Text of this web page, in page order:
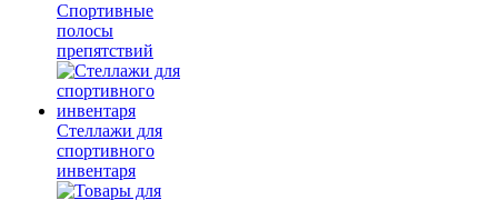
Спортивные
полосы
препятствий
Стеллажи для
спортивного
инвентаря